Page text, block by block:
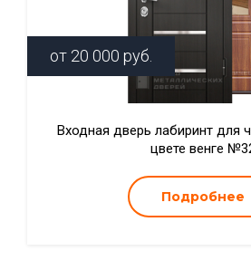
от 20 000 руб.
Входная дверь лабиринт для
цвете венге
Подробнее